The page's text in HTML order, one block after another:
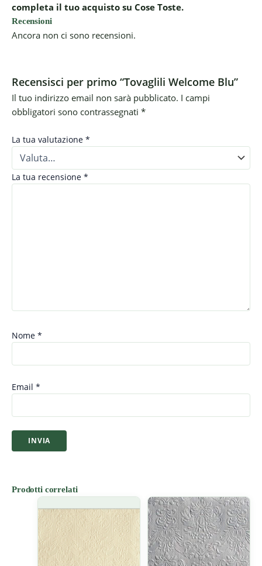
completa il tuo acquisto su Cose Toste.
Recensioni
Ancora non ci sono recensioni.
Recensisci per primo “Tovaglili Welcome Blu”
Il tuo indirizzo email non sarà pubblicato. I campi
obbligatori sono contrassegnati *
La tua valutazione *
La tua recensione *
Nome *
Email *
Prodotti correlati